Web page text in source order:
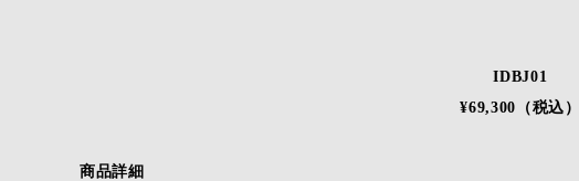
IDBJ01
¥69,300（税込）
商品詳細